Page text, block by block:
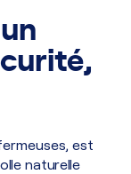
est
naturelle